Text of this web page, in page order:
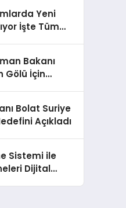
Yeni
İşte Tüm
Bakanı
Gölü İçin
Bolat Suriye
Açıkladı
Sistemi ile
Dijital